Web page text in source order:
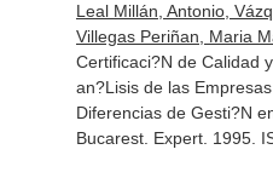
Leal Millán, Antonio,
Villegas Periñan, Maria
Certificaci?N de Calidad
an?Lisis de las
Diferencias de Gesti?N
Bucarest. Expert. 1995.